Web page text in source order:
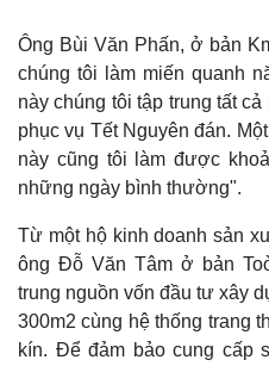
Quan sát
Cuộc sống đó đây
Hồ sơ
Ông Bùi Văn Phấn, ở bản
chúng tôi làm miến quanh
này chúng tôi tập trung tất
phục vụ Tết Nguyên đán.
này cũng tôi làm được
những ngày bình thường".
Từ một hộ kinh doanh sản
ông Đỗ Văn Tâm ở bản
trung nguồn vốn đầu tư xây
300m2 cùng hệ thống trang
kín. Để đảm bảo cung cấp